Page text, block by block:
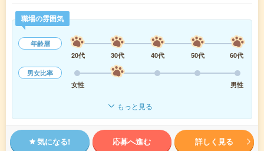
職場の雰囲気
年齢層
20代
30代 40代 50代
60代
男女比率
女性
男性
もっと見る
気になる! 応募へ進む 詳しく見る